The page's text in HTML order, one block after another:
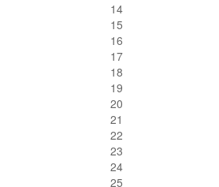
14
15
16
17
18
19
20
21
22
23
24
25